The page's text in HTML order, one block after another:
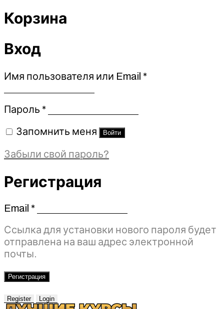
Корзина
Вход
Имя пользователя или Email *Обязательно
Пароль *Обязательно
Запомнить меня Войти
Забыли свой пароль?
Регистрация
Email *Обязательно
Ссылка для установки нового пароля будет
отправлена ​​на ваш адрес электронной
почты.
Регистрация
Register Login